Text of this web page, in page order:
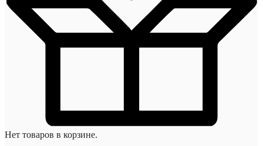
Нет товаров в корзине.